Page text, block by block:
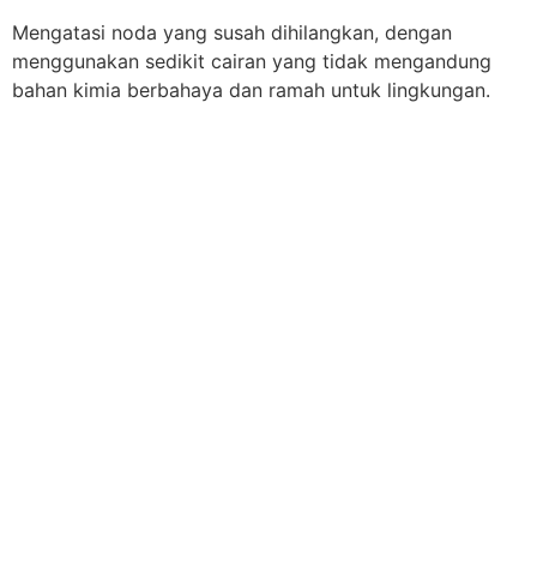
Mengatasi noda yang susah dihilangkan, dengan
menggunakan sedikit cairan yang tidak mengandung
bahan kimia berbahaya dan ramah untuk lingkungan.